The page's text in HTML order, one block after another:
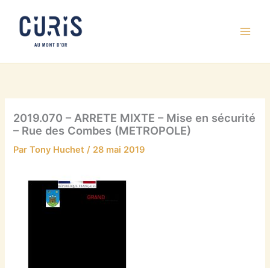
contenu
2019.070 – ARRETE MIXTE – Mise en sécurité
– Rue des Combes (METROPOLE)
ParTony Huchet/ 28 mai 2019